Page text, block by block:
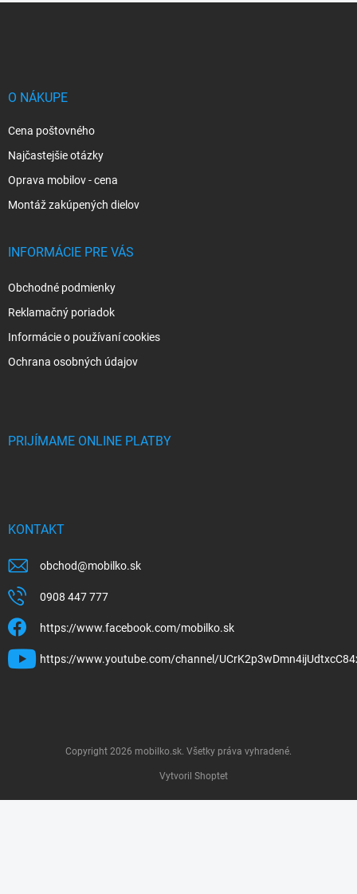
O NÁKUPE
Cena poštovného
Najčastejšie otázky
Oprava mobilov - cena
Montáž zakúpených dielov
INFORMÁCIE PRE VÁS
Obchodné podmienky
Reklamačný poriadok
Informácie o používaní cookies
Ochrana osobných údajov
PRIJÍMAME ONLINE PLATBY
KONTAKT
obchod@mobilko.sk
0908 447 777
https://www.facebook.com/mobilko.sk
https://www.youtube.com/channel/
Vytvoril Shoptet
Copyright 2026 mobilko.sk . Všetky práva vyhradené.